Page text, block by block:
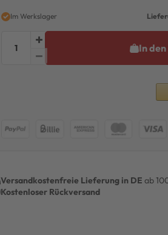
Im Werkslager
In
Versandkostenfreie Lieferung in DE ab
Kostenloser Rückversand